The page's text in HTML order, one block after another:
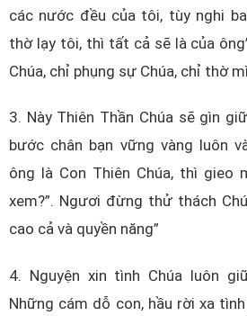
các nước đều của tôi, tùy nghi
thờ lạy tôi, thì tất cả sẽ là của
Chúa, chỉ phụng sự Chúa, chỉ thờ
3. Này Thiên Thần Chúa sẽ gìn
bước chân bạn vững vàng luôn
ông là Con Thiên Chúa, thì gieo
xem?”. Ngươi đừng thử thách
cao cả và quyền năng”
4. Nguyện xin tình Chúa luôn
Những cám dỗ con, hầu rời xa